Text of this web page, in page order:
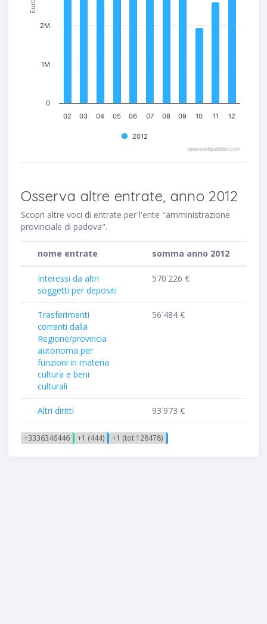
Euro
2012
02 08
03 04 05 06 07 09 10 11 12
0
1M
2M
opensoldipubblici.com
Osserva altre entrate, anno 2012
Scopri altre voci di entrate per l'ente "amministrazione
provinciale di padova".
nome entrate somma anno 2012
Interessi da altri
soggetti per depositi
570˙226 €
Trasferimenti
correnti dalla
Regione/provincia
autonoma per
funzioni in materia
cultura e beni
culturali
56˙484 €
Altri diritti 93˙973 €
+3336346446 +1 (444) +1 (tot 128478)